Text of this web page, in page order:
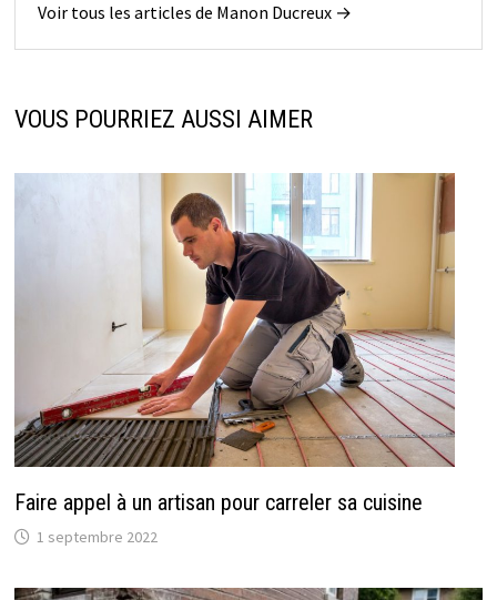
Voir tous les articles de Manon Ducreux →
VOUS POURRIEZ AUSSI AIMER
Faire appel à un artisan pour carreler sa cuisine
1 septembre 2022